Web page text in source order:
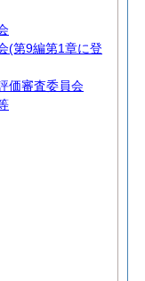
(第9編第1章に登
価審査委員会